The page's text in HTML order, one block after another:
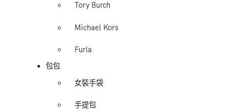
Tory Burch
Michael Kors
Furla
包包
女裝手袋
手提包